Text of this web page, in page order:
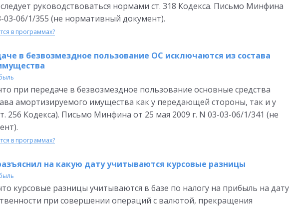
руководствоваться нормами ст. 318 Кодекса. Письмо Минфина
03-06/1/355 (не нормативный документ).
в программах?
в безвозмездное пользование ОС исключаются из состава
при передаче в безвозмездное пользование основные средства
амортизируемого имущества как у передающей стороны, так и у
256 Кодекса). Письмо Минфина от 25 мая 2009 г. N 03-03-06/1/341 (не
в программах?
на какую дату учитываются курсовые разницы
курсовые разницы учитываются в базе по налогу на прибыль на дату
при совершении операций с валютой, прекращения